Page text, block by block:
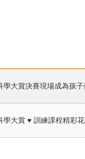
大賞決賽現場成為孩子
學大賞 ♥ 訓練課程精彩